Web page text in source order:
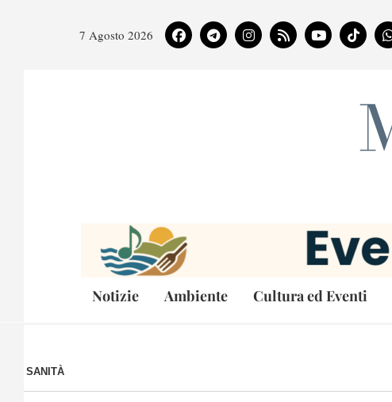
7 Agosto 2026
Notizie Ambiente Cultura ed Eventi
SANITÀ